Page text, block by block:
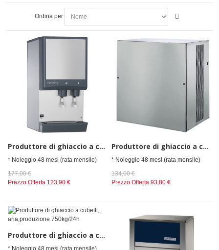
Ordina per
Produttore di ghiaccio a cubetti con distributore d'acqua, 181 kg/24 h
* Noleggio 48 mesi (rata mensile)
177,00 €
Prezzo Offerta 123,90 €
Produttore di ghiaccio a cubetti, aria, produzione 400kg/24h
* Noleggio 48 mesi (rata mensile)
134,00 €
Prezzo Offerta 93,80 €
Produttore di ghiaccio a cubetti, aria,produzione 750kg/24h